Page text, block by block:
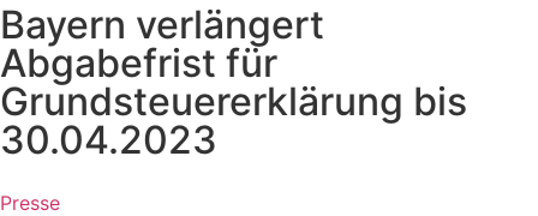
Bayern verlängert
Abgabefrist für
Grundsteuererklärung bis
30.04.2023
Presse